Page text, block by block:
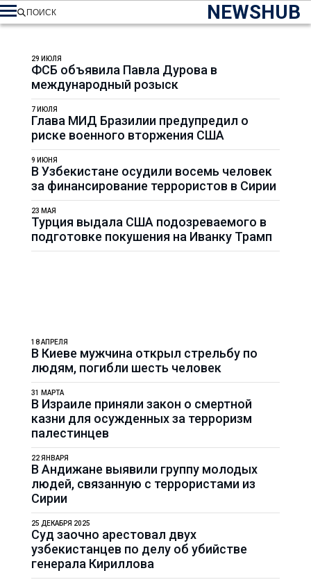
NEWSHUB
ПОИСК
ФСБ объявила Павла Дурова в
международный розыск
29 ИЮЛЯ
Глава МИД Бразилии предупредил о
риске военного вторжения США
7 ИЮЛЯ
В Узбекистане осудили восемь человек
за финансирование террористов в Сирии
9 ИЮНЯ
Турция выдала США подозреваемого в
подготовке покушения на Иванку Трамп
23 МАЯ
В Киеве мужчина открыл стрельбу по
людям, погибли шесть человек
18 АПРЕЛЯ
В Израиле приняли закон о смертной
казни для осужденных за терроризм
палестинцев
31 МАРТА
В Андижане выявили группу молодых
людей, связанную с террористами из
Сирии
22 ЯНВАРЯ
Суд заочно арестовал двух
узбекистанцев по делу об убийстве
генерала Кириллова
25 ДЕКАБРЯ 2025